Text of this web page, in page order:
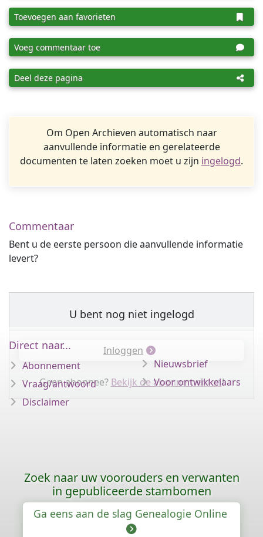
Toevoegen aan favorieten
Voeg commentaar toe
Deel deze pagina
Om Open Archieven automatisch naar
aanvullende informatie en gerelateerde
documenten te laten zoeken moet u zijn ingelogd.
Commentaar
Bent u de eerste persoon die aanvullende informatie
levert?
U bent nog niet ingelogd
Inloggen
Geen abonnee? Bekijk de abonnementen!
Direct naar...
Abonnement
Vraag/antwoord
Disclaimer
Nieuwsbrief
Voor ontwikkelaars
Zoek naar uw voorouders en verwanten
in gepubliceerde stambomen
Ga eens aan de slag Genealogie Online